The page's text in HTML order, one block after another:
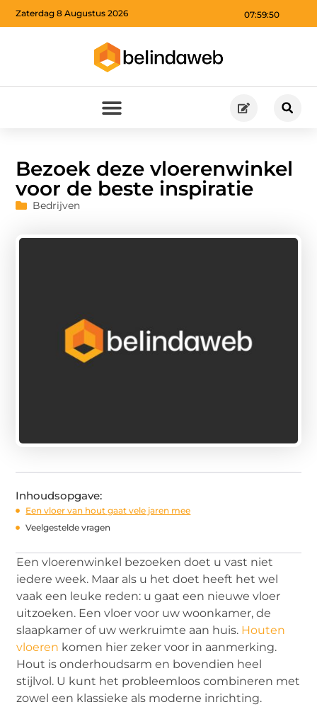
07:59:51
Zaterdag 8 Augustus 2026
Bezoek deze vloerenwinkel
voor de beste inspiratie
Bedrijven
Inhoudsopgave:
Een vloer van hout gaat vele jaren mee
Veelgestelde vragen
Een vloerenwinkel bezoeken doet u vast niet
iedere week. Maar als u het doet heeft het wel
vaak een leuke reden: u gaat een nieuwe vloer
uitzoeken. Een vloer voor uw woonkamer, de
slaapkamer of uw werkruimte aan huis. Houten
vloeren komen hier zeker voor in aanmerking.
Hout is onderhoudsarm en bovendien heel
stijlvol. U kunt het probleemloos combineren met
zowel een klassieke als moderne inrichting.